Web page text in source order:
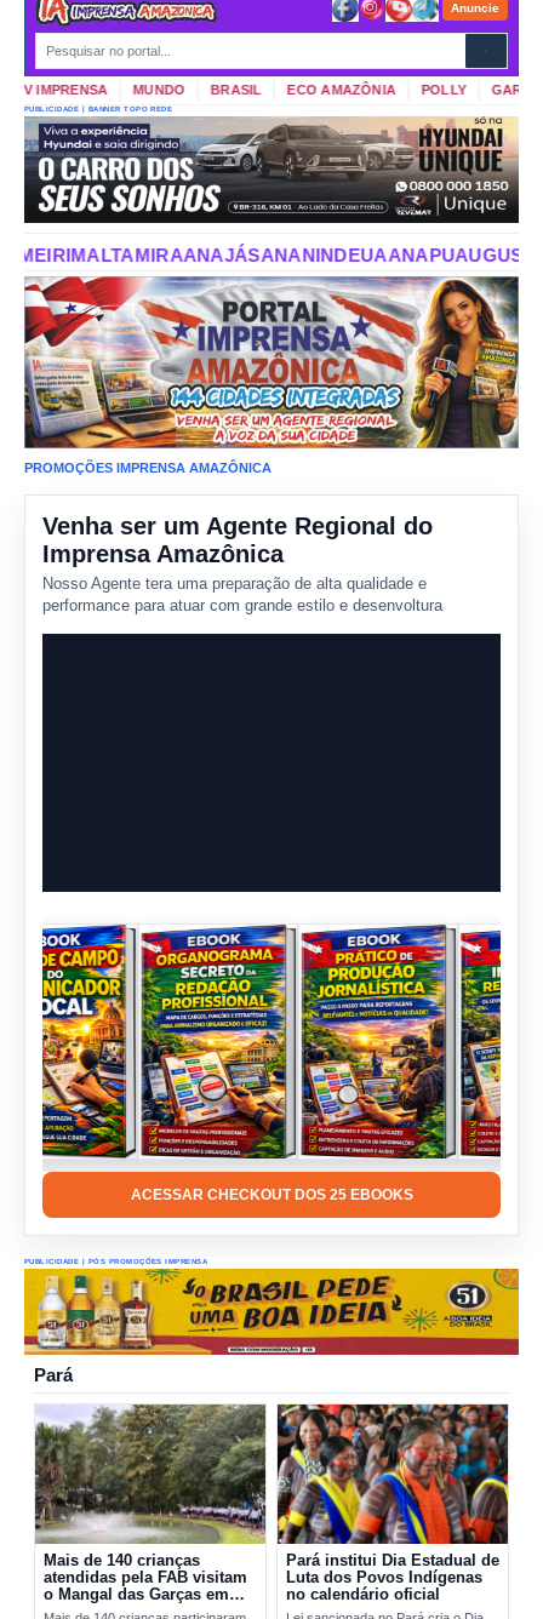
Anuncie
IMPRENSA MUNDO BRASIL ECO AMAZÔNIA POLLY GARIMPO
PUBLICIDADE | BANNER TOPO REDE
ANANINDEUAANAPUAUGUSTO CORRÊAAURORA
PROMOÇÕES IMPRENSA AMAZÔNICA
Venha ser um Agente Regional do
Imprensa Amazônica
Nosso Agente tera uma preparação de alta qualidade e
performance para atuar com grande estilo e desenvoltura
ACESSAR CHECKOUT DOS 25 EBOOKS
PUBLICIDADE | PÓS PROMOÇÕES IMPRENSA
Pará
Mais de 140 crianças
atendidas pela FAB visitam
o Mangal das Garças em
Belém
Pará institui Dia Estadual de
Luta dos Povos Indígenas
no calendário oficial